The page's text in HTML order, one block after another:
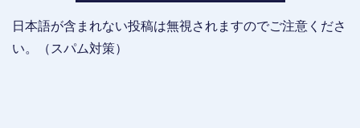
日本語が含まれない投稿は無視されますのでご注意くださ
い。（スパム対策）